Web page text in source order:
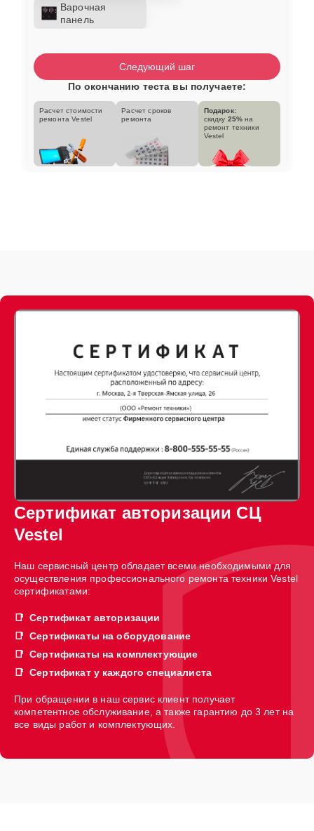
Варочная
панель
Следующий шаг
По окончанию теста вы получаете:
Расчет стоимости
ремонта Vestel
Расчет сроков
ремонта
Подарок:
скидку 25% на
ремонт техники
Vestel
Сертификат авторизации СЦ
Vestel
Наш сервисный центр обладает всеми необходимыми для
осуществления профессионального ремонта техники Vestel
сертификатами:
Сертификат авторизации
Сертификаты на оборудование
Сертификаты на комплектующие
Сертификат у каждого специалиста
При обращении в наш сервис клиент получает
компетентное обслуживание, а также гарантию до 3 лет на
все виды работ и комплектующих.